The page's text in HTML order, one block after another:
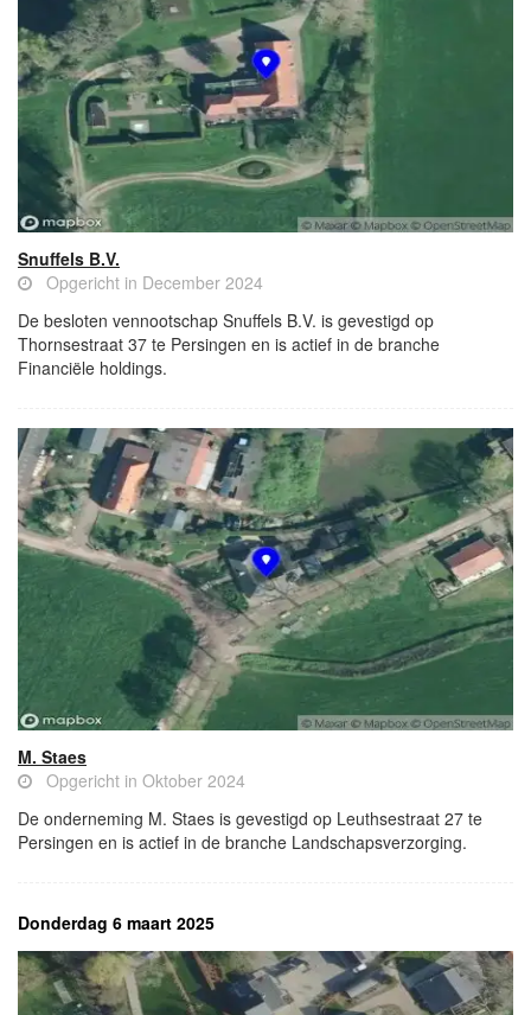
Snuffels B.V.
Opgericht in December 2024
De besloten vennootschap Snuffels B.V. is gevestigd op
Thornsestraat 37 te Persingen en is actief in de branche
Financiële holdings.
M. Staes
Opgericht in Oktober 2024
De onderneming M. Staes is gevestigd op Leuthsestraat 27 te
Persingen en is actief in de branche Landschapsverzorging.
Donderdag 6 maart 2025